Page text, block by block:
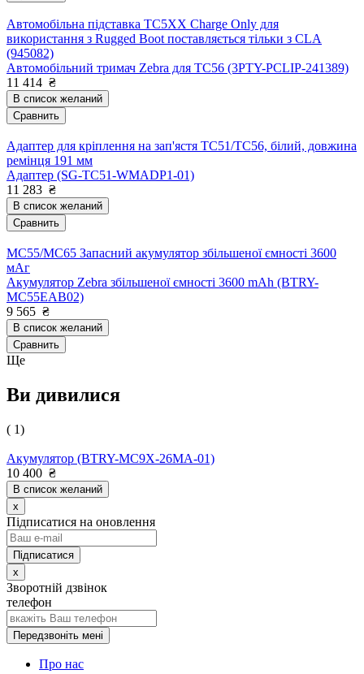
Автомобільна підставка TC5XX Charge Only для
використання з Rugged Boot поставляється тільки з CLA
(945082)
Автомобільний тримач Zebra для TC56 (3PTY-PCLIP-241389)
11 414 ₴
В список желаний
Сравнить
Адаптер для кріплення на зап'ястя TC51/TC56, білий, довжина
ремінця 191 мм
Адаптер (SG-TC51-WMADP1-01)
11 283 ₴
В список желаний
Сравнить
MC55/MC65 Запасний акумулятор збільшеної ємності 3600
мАг
Акумулятор Zebra збільшеної ємності 3600 mAh (BTRY-
MC55EAB02)
9 565 ₴
В список желаний
Сравнить
Ще
Ви дивилися
( 1)
Акумулятор (BTRY-MC9X-26MA-01)
10 400 ₴
В список желаний
x
Підписатися на оновлення
x
Зворотній дзвінок
телефон
Передзвоніть мені
Про нас